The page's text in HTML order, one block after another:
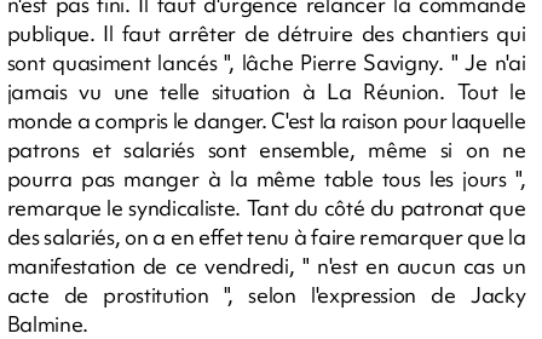
publique. Il faut arrêter de détruire des chantiers qui
sont quasiment lancés ", lâche Pierre Savigny. " Je n'ai
jamais vu une telle situation à La Réunion. Tout le
monde a compris le danger. C'est la raison pour laquelle
patrons et salariés sont ensemble, même si on ne
pourra pas manger à la même table tous les jours ",
remarque le syndicaliste. Tant du côté du patronat que
des salariés, on a en effet tenu à faire remarquer que la
manifestation de ce vendredi, " n'est en aucun cas un
acte de prostitution ", selon l'expression de Jacky
Balmine.